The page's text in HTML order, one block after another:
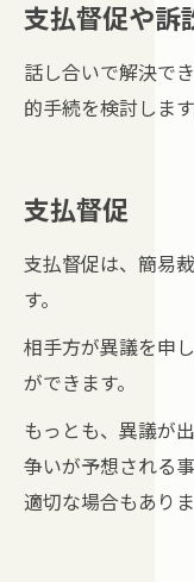
支払督促や訴
話し合いで解決で
的手続を検討します
支払督促
支払督促は、簡易
す。
相手方が異議を申
ができます。
もっとも、異議が
争いが予想される
適切な場合もありま